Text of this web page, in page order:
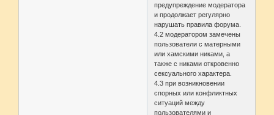
предупреждение модератора
и продолжает регулярно
нарушать правила форума.
4.2 модератором замечены
пользователи с матерными
или хамскими никами, а
также с никами откровенно
сексуального характера.
4.3 при возникновении
спорных или конфликтных
ситуаций между
пользователями и